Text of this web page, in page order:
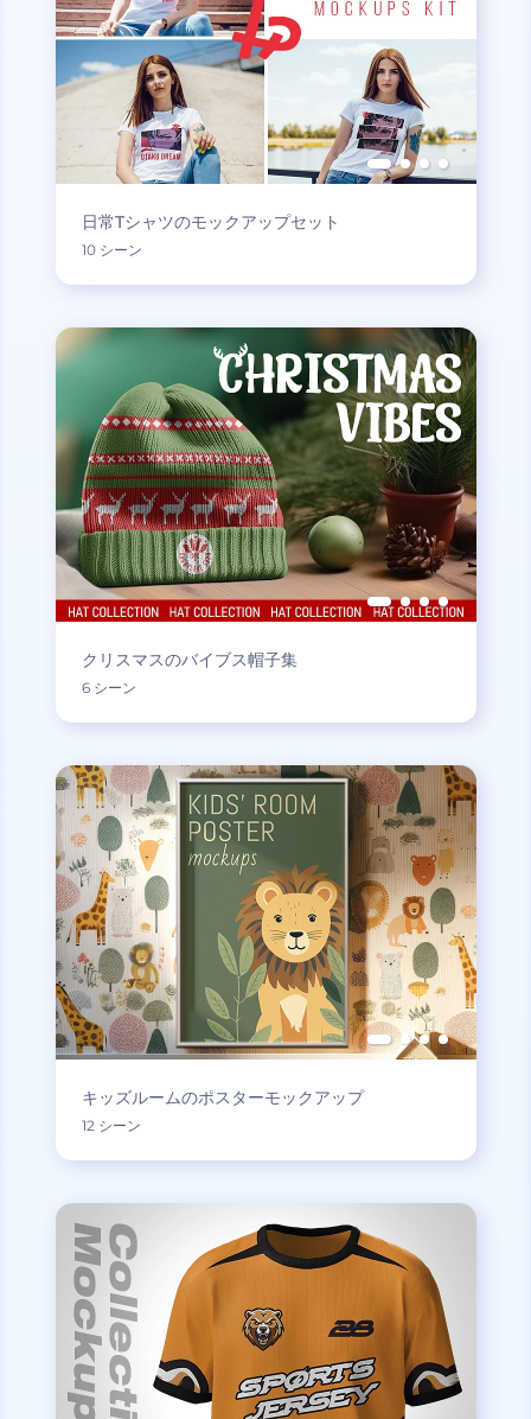
日常Tシャツのモックアップセット
10 シーン
クリスマスのバイブス帽子集
6 シーン
キッズルームのポスターモックアップ
12 シーン